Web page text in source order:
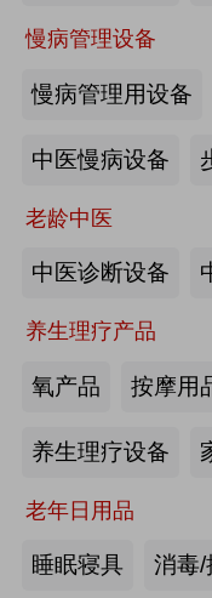
慢病管理设备
慢病管理用设备
中医慢病设备
老龄中医
中医诊断设备
养生理疗产品
氧产品 按摩用
养生理疗设备
老年日用品
睡眠寝具 消毒/
来源:注册会员
来源:注册会员
来源:注册会员